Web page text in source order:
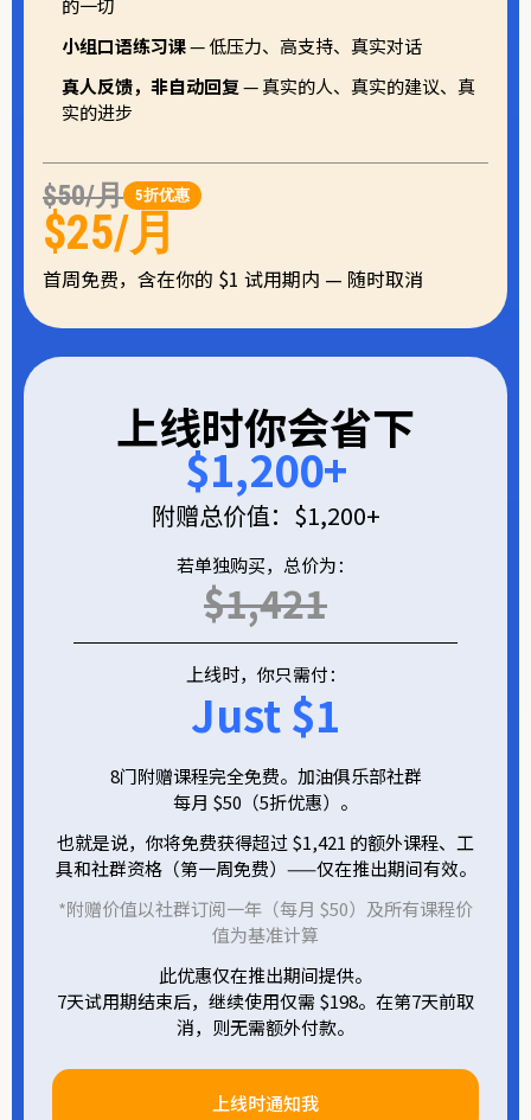
的一切
小组口语练习课— 低压力、高支持、真实对话
真人反馈，非自动回复— 真实的人、真实的建议、真
实的进步
$50/月 5折优惠
$25/月
首周免费，含在你的 $1 试用期内 — 随时取消
上线时你会省下
$1,200+
附赠总价值：$1,200+
若单独购买，总价为：
$1,421
上线时，你只需付：
Just $1
8门附赠课程完全免费。加油俱乐部社群
每月 $50（5折优惠）。
也就是说，你将免费获得超过 $1,421 的额外课程、工
具和社群资格（第一周免费）——仅在推出期间有效。
*附赠价值以社群订阅一年（每月 $50）及所有课程价
值为基准计算
此优惠仅在推出期间提供。
7天试用期结束后，继续使用仅需 $198。在第7天前取
消，则无需额外付款。
上线时通知我